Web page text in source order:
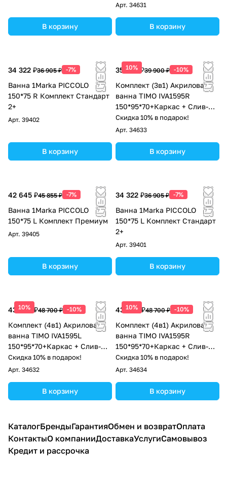
В корзину
Арт. 34631
В корзину
34 322 ₽36 905 ₽ -7%
Ванна 1Marka PICCOLO
150*75 R Комплект Стандарт
2+
Арт. 39402
В корзину
10%
35 910 ₽39 900 ₽ -10%
Комплект (3в1) Акриловая
ванна TIMO IVA1595R
150*95*70+Каркас + Слив-
перелив
Скидка 10% в подарок!
Арт. 34633
В корзину
42 645 ₽45 855 ₽ -7%
Ванна 1Marka PICCOLO
150*75 L Комплект Премиум
Арт. 39405
В корзину
34 322 ₽36 905 ₽ -7%
Ванна 1Marka PICCOLO
150*75 L Комплект Стандарт
2+
Арт. 39401
В корзину
10%
43 830 ₽48 700 ₽ -10%
Комплект (4в1) Акриловая
ванна TIMO IVA1595L
150*95*70+Каркас + Слив-
перелив+Фронтальная
панель
Скидка 10% в подарок!
Арт. 34632
В корзину
10%
43 830 ₽48 700 ₽ -10%
Комплект (4в1) Акриловая
ванна TIMO IVA1595R
150*95*70+Каркас + Слив-
перелив+Фронтальная
панель
Скидка 10% в подарок!
Арт. 34634
В корзину
КаталогБрендыГарантияОбмен и возвратОплата
КонтактыО компанииДоставкаУслугиСамовывоз
Кредит и рассрочка